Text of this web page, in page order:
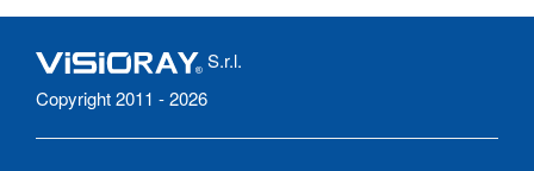
S.r.l.
Copyright 2011 - 2026